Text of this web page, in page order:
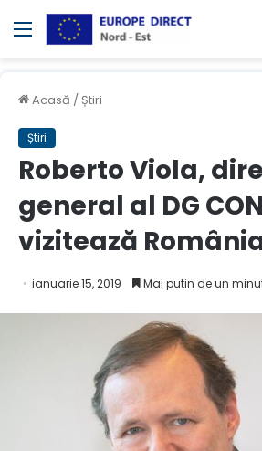
Meniul
Acasă / Știri
Știri
Roberto Viola,
general al DG
vizitează
ianuarie 15, 2019 Mai putin de un